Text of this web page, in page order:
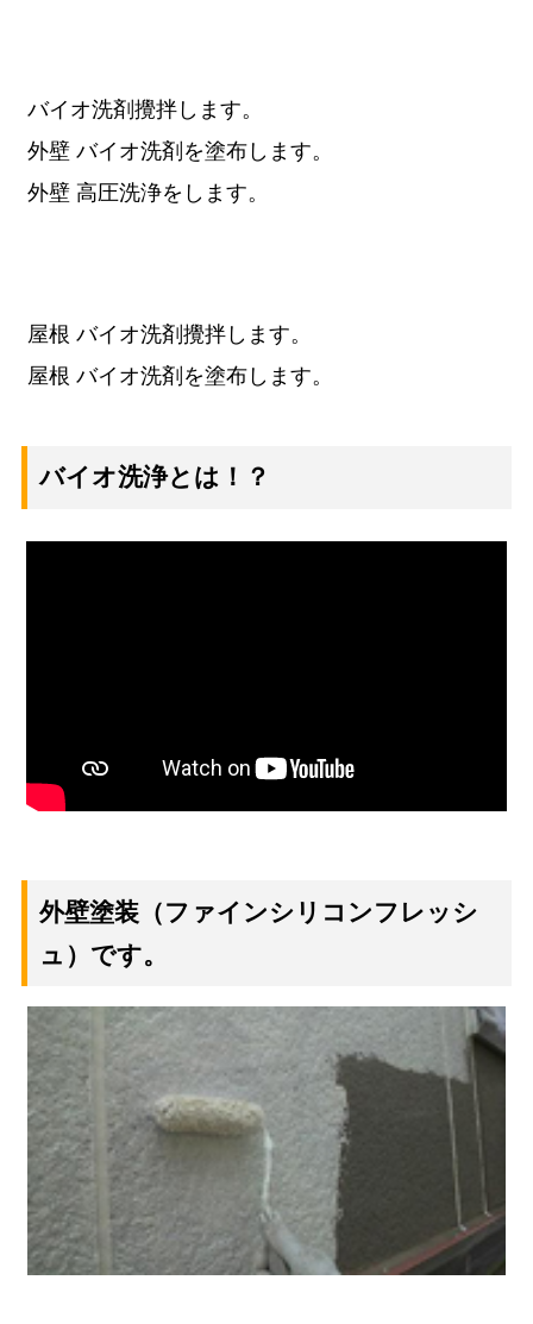
バイオ洗剤攪拌します。
外壁 バイオ洗剤を塗布します。
外壁 高圧洗浄をします。
屋根 バイオ洗剤攪拌します。
屋根 バイオ洗剤を塗布します。
バイオ洗浄とは！？
外壁塗装 （ファインシリコンフレッシ
ュ）です。